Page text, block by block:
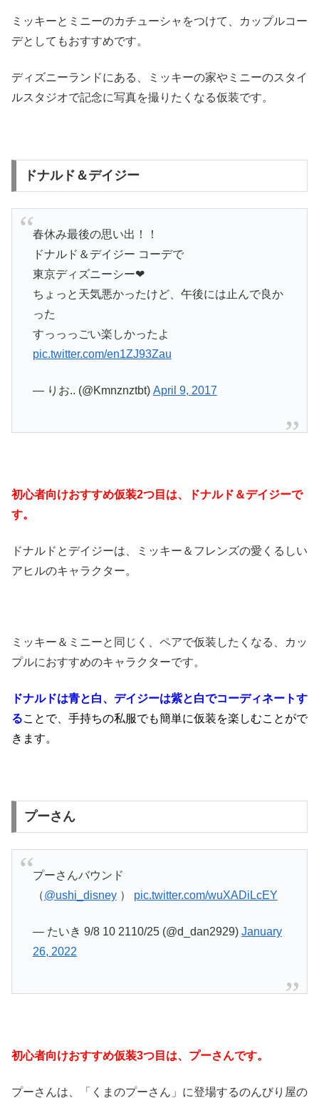
ミッキーとミニーのカチューシャをつけて、カップルコー
デとしてもおすすめです。
ディズニーランドにある、ミッキーの家やミニーのスタイ
ルスタジオで記念に写真を撮りたくなる仮装です。
ドナルド＆デイジー
春休み最後の思い出！！
ドナルド＆デイジー コーデで
東京ディズニーシー❤
ちょっと天気悪かったけど、午後には止んで良か
った
すっっっごい楽しかったよ
pic.twitter.com/en1ZJ93Zau
— りお.. (@Kmnznztbt) April 9, 2017
初心者向けおすすめ仮装2つ目は、ドナルド＆デイジーで
す。
ドナルドとデイジーは、ミッキー＆フレンズの愛くるしい
アヒルのキャラクター。
ミッキー＆ミニーと同じく、ペアで仮装したくなる、カッ
プルにおすすめのキャラクターです。
ドナルドは青と白、デイジーは紫と白でコーディネートす
ることで、手持ちの私服でも簡単に仮装を楽しむことがで
きます。
プーさん
プーさんバウンド
（@ushi_disney） pic.twitter.com/wuXADiLcEY
— たいき 9/8 10 2110/25 (@d_dan2929) January
26, 2022
初心者向けおすすめ仮装3つ目は、プーさんです。
プーさんは、「くまのプーさん」に登場するのんびり屋の